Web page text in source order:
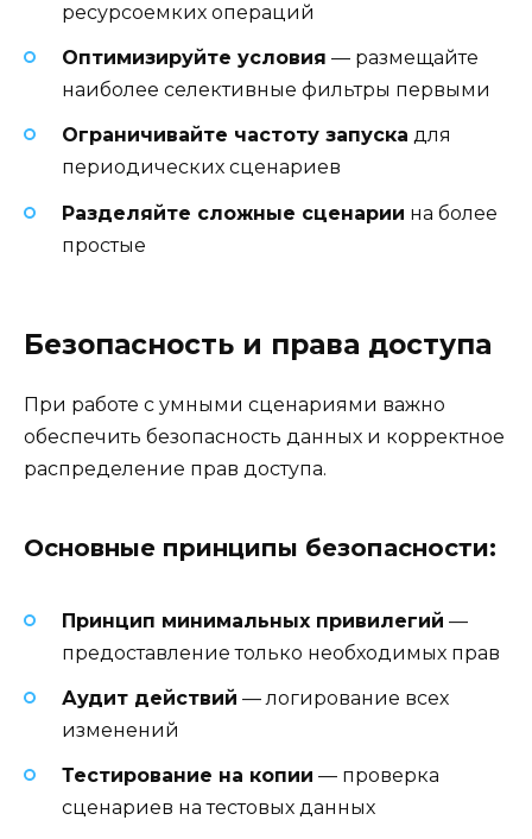
ресурсоемких операций
Оптимизируйте условия — размещайте
наиболее селективные фильтры первыми
Ограничивайте частоту запуска для
периодических сценариев
Разделяйте сложные сценарии на более
простые
Безопасность и права доступа
При работе с умными сценариями важно
обеспечить безопасность данных и корректное
распределение прав доступа.
Основные принципы безопасности:
Принцип минимальных привилегий —
предоставление только необходимых прав
Аудит действий — логирование всех
изменений
Тестирование на копии — проверка
сценариев на тестовых данных